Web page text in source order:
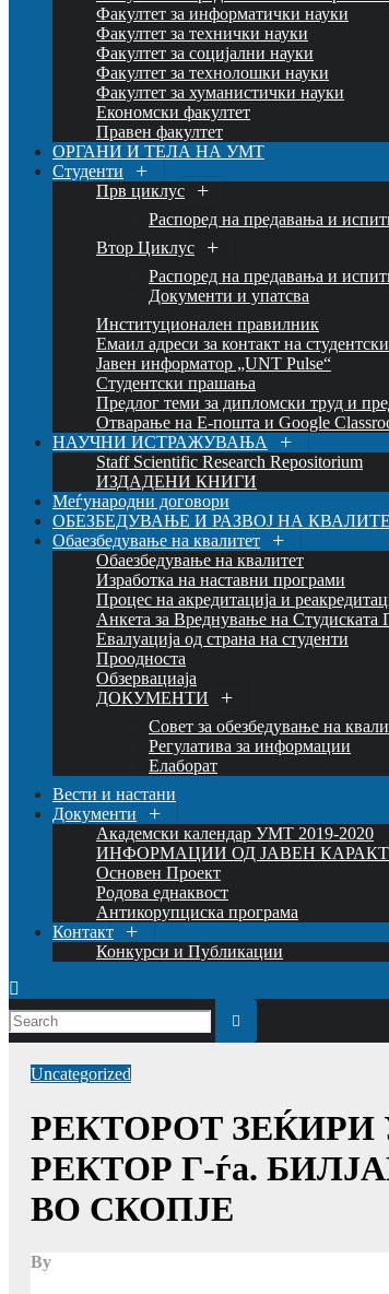
Факултет за информатички науки
Факултет за технички науки
Факултет за социјални науки
Факултет за технолошки науки
Факултет за хуманистички науки
Економски факултет
Правен факултет
ОРГАНИ И ТЕЛА НА УМТ
Студенти
Прв циклус
Распоред на предавањa и
Втор Циклус
Распоред на предавањa и
Документи и упатсва
Институционален правилник
Емаил адреси за контакт на
Јавен информатор „UNT Pulse“
Студентски прашања
Предлог теми за дипломски труд и
Отварање на Е-пошта и Google
НАУЧНИ ИСТРАЖУВАЊА
Staff Scientific Research Repositorium
ИЗДАДЕНИ КНИГИ
Меѓународни договори
ОБЕЗБЕДУВАЊЕ И РАЗВОЈ НА
Обаезбедување на квалитет
Обаезбедување на квалитет
Изработка на наставни програми
Процес на акредитација и
Анкета за Вреднување на
Евалуација од страна на студенти
Проодноста
Обзервациаја
ДОКУМЕНТИ
Совет за обезбедување на
Регулатива за информации
Елаборат
Вести и настани
Документи
Академски календар УМТ 2019-2020
ИНФОРМАЦИИ ОД ЈАВЕН
Основен Проект
Родова еднаквост
Антикорупциска програма
Контакт
Конкурси и Публикации
Uncategorized
РЕКТОРОТ
РЕКТОР Г-ѓа.
ВО СКОПЈЕ
By